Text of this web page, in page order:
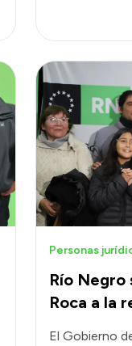
Río Negro
Roca a la
Personas
El Gobierno